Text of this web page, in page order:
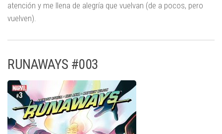
atención y me llena de alegría que vuelvan (de a pocos, pero
vuelven).
RUNAWAYS #003